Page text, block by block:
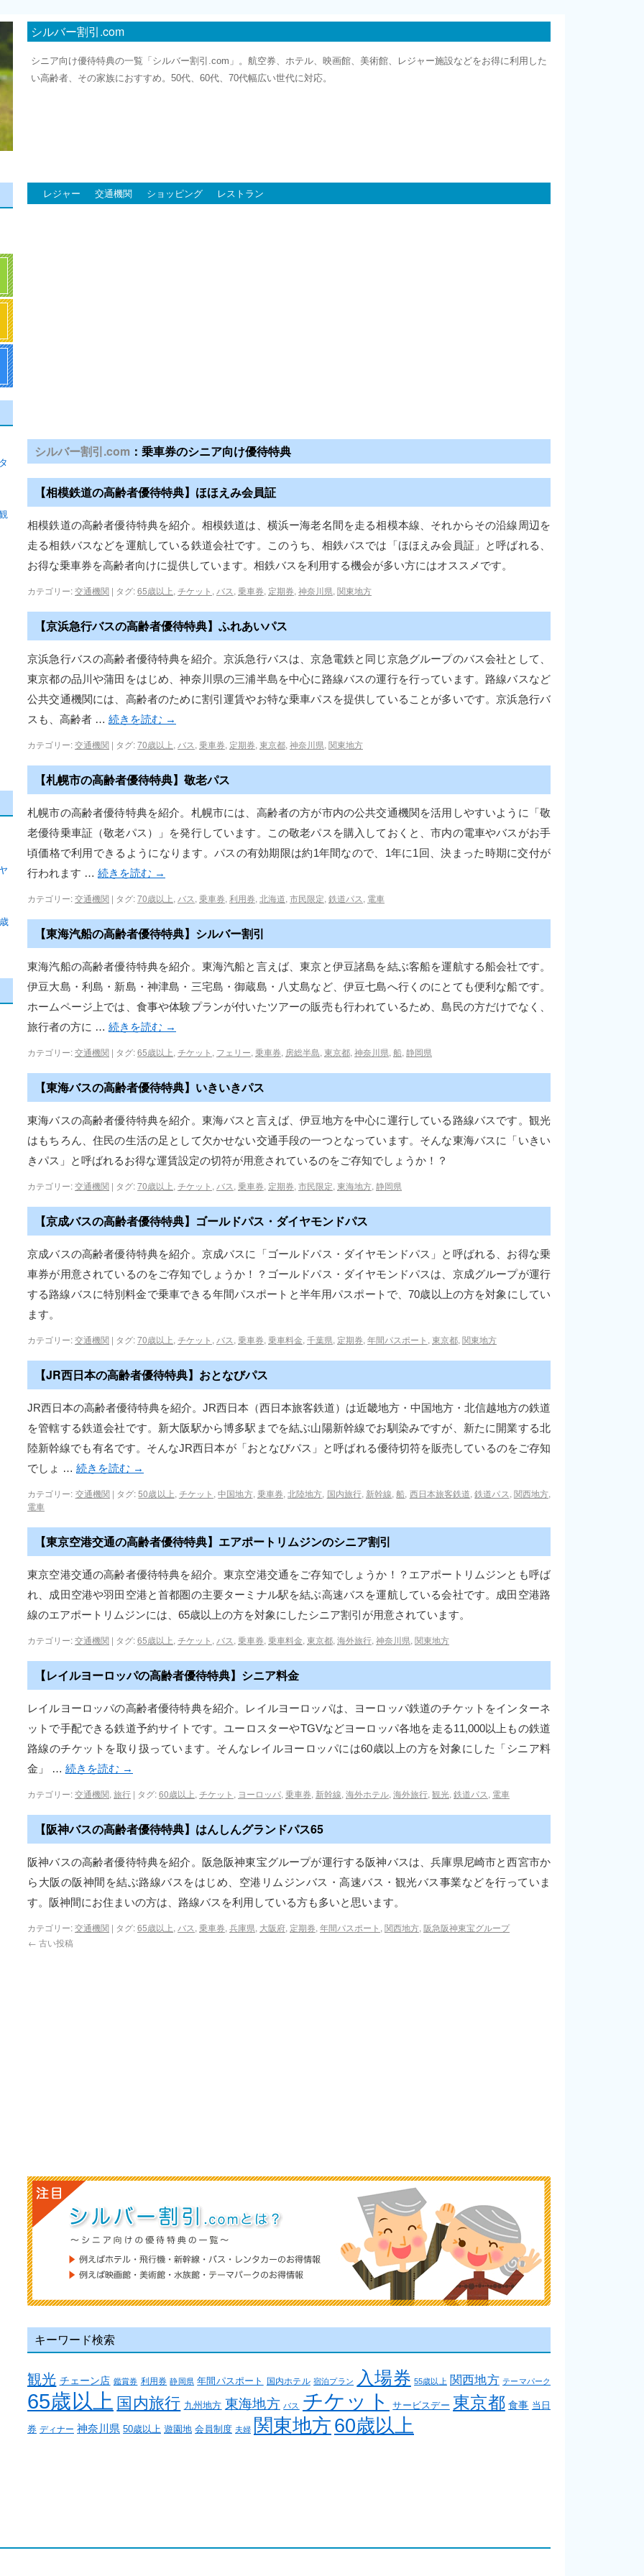
シルバー割引.com
シニア向け優待特典の一覧「シルバー割引.com」。航空券、ホテル、映画館、美術館、レジャー施設などをお得に利用した
い高齢者、その家族におすすめ。50代、60代、70代幅広い世代に対応。
レジャー 交通機関 ショッピング レストラン
シルバー割引.com ：乗車券のシニア向け優待特典
【相模鉄道の高齢者優待特典】ほほえみ会員証
相模鉄道の高齢者優待特典を紹介。相模鉄道は、横浜ー海老名間を走る相模本線、それからその沿線周辺を
走る相鉄バスなどを運航している鉄道会社です。このうち、相鉄バスでは「ほほえみ会員証」と呼ばれる、
お得な乗車券を高齢者向けに提供しています。相鉄バスを利用する機会が多い方にはオススメです。
カテゴリー:交通機関 | タグ:65歳以上, チケット , バス, 乗車券, 定期券, 神奈川県, 関東地方
【京浜急行バスの高齢者優待特典】ふれあいパス
京浜急行バスの高齢者優待特典を紹介。京浜急行バスは、京急電鉄と同じ京急グループのバス会社として、
東京都の品川や蒲田をはじめ、神奈川県の三浦半島を中心に路線バスの運行を行っています。路線バスなど
公共交通機関には、高齢者のために割引運賃やお特な乗車パスを提供していることが多いです。京浜急行バ
スも、高齢者 … 続きを読む →
カテゴリー:交通機関 | タグ:70歳以上, バス, 乗車券, 定期券, 東京都, 神奈川県, 関東地方
【札幌市の高齢者優待特典】敬老パス
札幌市の高齢者優待特典を紹介。札幌市には、高齢者の方が市内の公共交通機関を活用しやすいように「敬
老優待乗車証（敬老パス）」を発行しています。この敬老パスを購入しておくと、市内の電車やバスがお手
頃価格で利用できるようになります。パスの有効期限は約1年間なので、1年に1回、決まった時期に交付が
行われます … 続きを読む →
カテゴリー:交通機関 | タグ:70歳以上, バス, 乗車券, 利用券, 北海道, 市民限定, 鉄道パス, 電車
【東海汽船の高齢者優待特典】シルバー割引
東海汽船の高齢者優待特典を紹介。東海汽船と言えば、東京と伊豆諸島を結ぶ客船を運航する船会社です。
伊豆大島・利島・新島・神津島・三宅島・御蔵島・八丈島など、伊豆七島へ行くのにとても便利な船です。
ホームページ上では、食事や体験プランが付いたツアーの販売も行われているため、島民の方だけでなく、
旅行者の方に … 続きを読む →
カテゴリー:交通機関 | タグ:65歳以上, チケット , フェリー, 乗車券, 房総半島, 東京都, 神奈川県, 船, 静岡県
【東海バスの高齢者優待特典】いきいきパス
東海バスの高齢者優待特典を紹介。東海バスと言えば、伊豆地方を中心に運行している路線バスです。観光
はもちろん、住民の生活の足として欠かせない交通手段の一つとなっています。そんな東海バスに「いきい
きパス」と呼ばれるお得な運賃設定の切符が用意されているのをご存知でしょうか！？
カテゴリー:交通機関 | タグ:70歳以上, チケット , バス, 乗車券, 定期券, 市民限定, 東海地方, 静岡県
【京成バスの高齢者優待特典】ゴールドパス・ダイヤモンドパス
京成バスの高齢者優待特典を紹介。京成バスに「ゴールドパス・ダイヤモンドパス」と呼ばれる、お得な乗
車券が用意されているのをご存知でしょうか！？ゴールドパス・ダイヤモンドパスは、京成グループが運行
する路線バスに特別料金で乗車できる年間パスポートと半年用パスポートで、70歳以上の方を対象にしてい
ます。
カテゴリー:交通機関 | タグ:70歳以上, チケット , バス, 乗車券, 乗車料金, 千葉県, 定期券, 年間パスポート , 東京都, 関東地方
【JR西日本の高齢者優待特典】おとなびパス
JR西日本の高齢者優待特典を紹介。JR西日本（西日本旅客鉄道）は近畿地方・中国地方・北信越地方の鉄道
を管轄する鉄道会社です。新大阪駅から博多駅までを結ぶ山陽新幹線でお馴染みですが、新たに開業する北
陸新幹線でも有名です。そんなJR西日本が「おとなびパス」と呼ばれる優待切符を販売しているのをご存知
でしょ … 続きを読む →
カテゴリー: 交通機関 | タグ:50歳以上, チケット ,中国地方, 乗車券,北陸地方, 国内旅行, 新幹線,船, 西日本旅客鉄道,鉄道パス, 関西地方,
電車
【東京空港交通の高齢者優待特典】エアポートリムジンのシニア割引
東京空港交通の高齢者優待特典を紹介。東京空港交通をご存知でしょうか！？エアポートリムジンとも呼ば
れ、成田空港や羽田空港と首都圏の主要ターミナル駅を結ぶ高速バスを運航している会社です。成田空港路
線のエアポートリムジンには、65歳以上の方を対象にしたシニア割引が用意されています。
カテゴリー:交通機関 | タグ:65歳以上, チケット , バス, 乗車券, 乗車料金, 東京都, 海外旅行, 神奈川県, 関東地方
【レイルヨーロッパの高齢者優待特典】シニア料金
レイルヨーロッパの高齢者優待特典を紹介。レイルヨーロッパは、ヨーロッパ鉄道のチケットをインターネ
ットで手配できる鉄道予約サイトです。ユーロスターやTGVなどヨーロッパ各地を走る11,000以上もの鉄道
路線のチケットを取り扱っています。そんなレイルヨーロッパには60歳以上の方を対象にした「シニア料
金」 … 続きを読む →
カテゴリー:交通機関, 旅行 | タグ:60歳以上, チケット , ヨーロッパ, 乗車券, 新幹線, 海外ホテル, 海外旅行, 観光, 鉄道パス, 電車
【阪神バスの高齢者優待特典】はんしんグランドパス65
阪神バスの高齢者優待特典を紹介。阪急阪神東宝グループが運行する阪神バスは、兵庫県尼崎市と西宮市か
ら大阪の阪神間を結ぶ路線バスをはじめ、空港リムジンバス・高速バス・観光バス事業などを行っていま
す。阪神間にお住まいの方は、路線バスを利用している方も多いと思います。
カテゴリー:交通機関 | タグ:65歳以上, バス, 乗車券, 兵庫県, 大阪府, 定期券, 年間パスポート , 関西地方, 阪急阪神東宝グループ
← 古い投稿
キーワード検索
観光 チェーン店 鑑賞券 利用券 静岡県 年間パスポート 国内ホテル 宿泊プラン 入場券 55歳以上 関西地方 テーマパーク
65歳以上 国内旅行 九州地方 東海地方 バス チケット サービスデー 東京都 食事 当日
券 ディナー 神奈川県 50歳以上 遊園地 会員制度 夫婦 関東地方 60歳以上